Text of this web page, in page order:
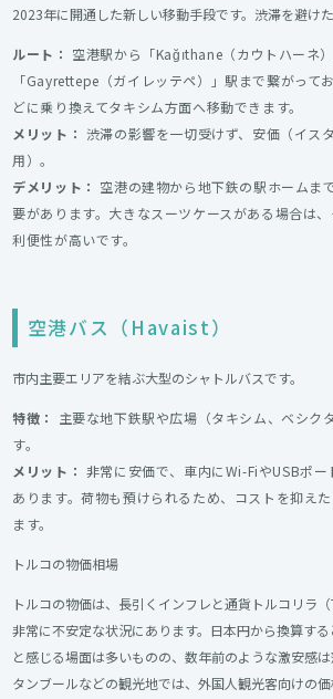
2023年に開通した新しい移動手段です。渋滞を避けた
ルート： 空港駅から「Kağıthane（カウトハーネ
「Gayrettepe（ガイレッテペ）」駅まで繋がって
どに乗り換えてタキシム方面へ移動できます。
メリット： 渋滞の影響を一切受けず、安価（イス
用）。
デメリット： 空港の建物から地下鉄の駅ホームま
要があります。大きなスーツケースがある場合は
利便性が高いです。
空港バス（Havaist）
市内主要エリアを結ぶ大型のシャトルバスです。
特徴：
主要な地下鉄駅や広場（タキシム、ベシク
す。
メリット： 非常に安価で、車内にWi-FiやUSBポー
あります。荷物も預けられるため、コストを抑え
ます。
トルコの物価相場
トルコの物価は、長引くインフレと通貨トルコリラ（
非常に不安定な状況にあります。日本円から換算する
と感じる場面は多いものの、数年前のような激安感
タンブールなどの観光地では、外国人観光客向けの